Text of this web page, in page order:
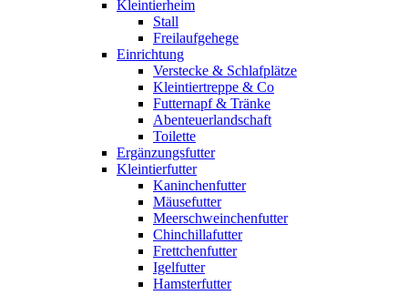
Kleintierheim
Stall
Freilaufgehege
Einrichtung
Verstecke & Schlafplätze
Kleintiertreppe & Co
Futternapf & Tränke
Abenteuerlandschaft
Toilette
Ergänzungsfutter
Kleintierfutter
Kaninchenfutter
Mäusefutter
Meerschweinchenfutter
Chinchillafutter
Frettchenfutter
Igelfutter
Hamsterfutter